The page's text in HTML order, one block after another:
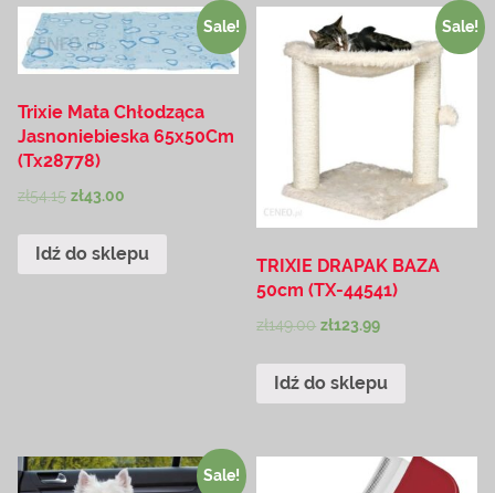
Sale!
Trixie Mata Chłodząca
Jasnoniebieska 65x50Cm
(Tx28778)
zł54.15 zł43.00
Idź do sklepu
Sale!
TRIXIE DRAPAK BAZA
50cm (TX-44541)
zł149.00 zł123.99
Idź do sklepu
Sale!